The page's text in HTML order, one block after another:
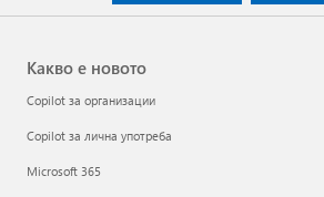
Какво е новото
Copilot за организации
Copilot за лична употреба
Microsoft 365